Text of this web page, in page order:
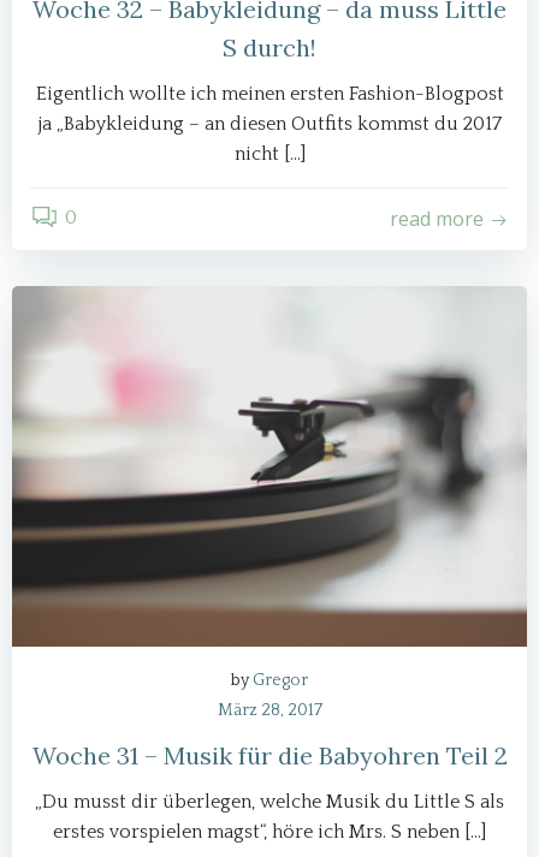
Woche 32 – Babykleidung – da muss Little
S durch!
Eigentlich wollte ich meinen ersten Fashion-Blogpost
ja „Babykleidung – an diesen Outfits kommst du 2017
nicht […]
0 read more
byGregor
März 28, 2017
Woche 31 – Musik für die Babyohren Teil 2
„Du musst dir überlegen, welche Musik du Little S als
erstes vorspielen magst“, höre ich Mrs. S neben […]